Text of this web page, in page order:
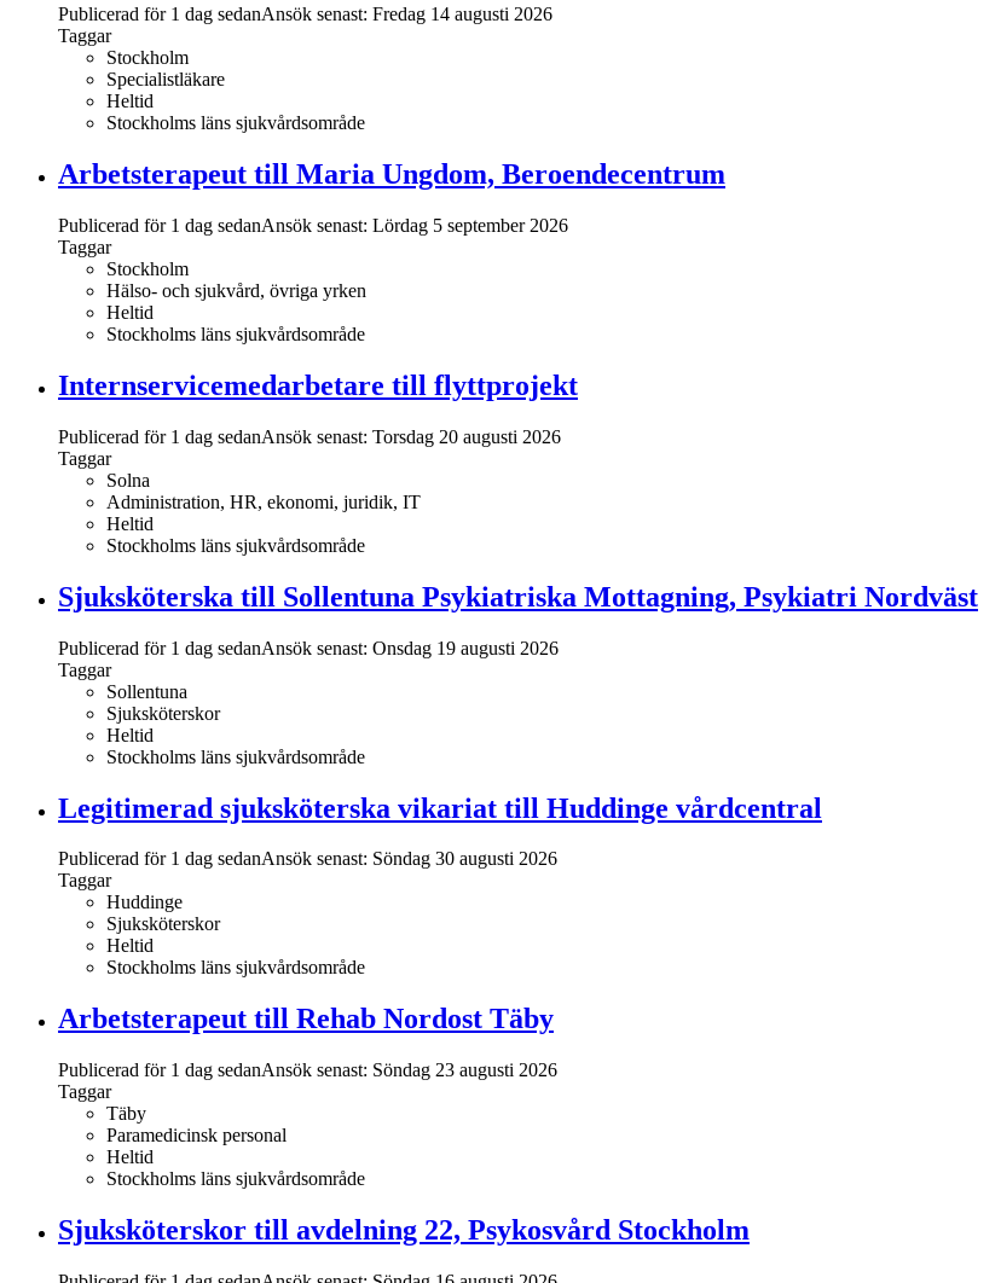
Publicerad för 1 dag sedanAnsök senast: Fredag 14 augusti 2026
Taggar
Stockholm
Specialistläkare
Heltid
Stockholms läns sjukvårdsområde
Arbetsterapeut till Maria Ungdom, Beroendecentrum
Publicerad för 1 dag sedanAnsök senast: Lördag 5 september 2026
Taggar
Stockholm
Hälso- och sjukvård, övriga yrken
Heltid
Stockholms läns sjukvårdsområde
Internservicemedarbetare till flyttprojekt
Publicerad för 1 dag sedanAnsök senast: Torsdag 20 augusti 2026
Taggar
Solna
Administration, HR, ekonomi, juridik, IT
Heltid
Stockholms läns sjukvårdsområde
Sjuksköterska till Sollentuna Psykiatriska Mottagning, Psykiatri Nordväst
Publicerad för 1 dag sedanAnsök senast: Onsdag 19 augusti 2026
Taggar
Sollentuna
Sjuksköterskor
Heltid
Stockholms läns sjukvårdsområde
Legitimerad sjuksköterska vikariat till Huddinge vårdcentral
Publicerad för 1 dag sedanAnsök senast: Söndag 30 augusti 2026
Taggar
Huddinge
Sjuksköterskor
Heltid
Stockholms läns sjukvårdsområde
Arbetsterapeut till Rehab Nordost Täby
Publicerad för 1 dag sedanAnsök senast: Söndag 23 augusti 2026
Taggar
Täby
Paramedicinsk personal
Heltid
Stockholms läns sjukvårdsområde
Sjuksköterskor till avdelning 22, Psykosvård Stockholm